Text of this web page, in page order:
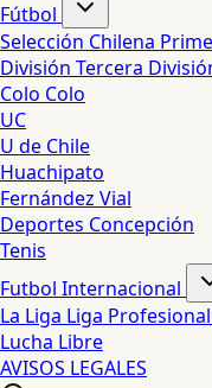
Fútbol
Selección Chilena
División Tercera
Colo Colo
UC
U de Chile
Huachipato
Fernández Vial
Deportes Concepción
Tenis
Futbol Internacional
La Liga Liga
Lucha Libre
AVISOS LEGALES